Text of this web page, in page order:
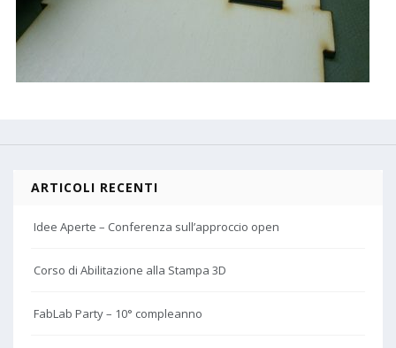
ARTICOLI RECENTI
Idee Aperte – Conferenza sull’approccio open
Corso di Abilitazione alla Stampa 3D
FabLab Party – 10° compleanno